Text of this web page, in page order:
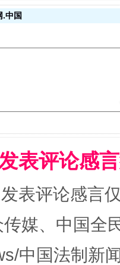
上场
.中国
表评论感
表评论感言
媒、中国全
中国法制新